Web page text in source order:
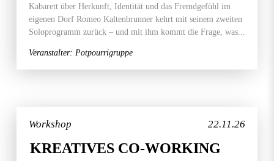
Kabarett über Herkunft, Identität und das Fremdgefühl im
eigenen Dorf Romeo Kaltenbrunner kehrt mit seinem zweiten
Soloprogramm zurück – und mit ihm kommt die Frage, was...
Veranstalter: Potpourrigruppe
22.11.26
Workshop
KREATIVES CO-WORKING